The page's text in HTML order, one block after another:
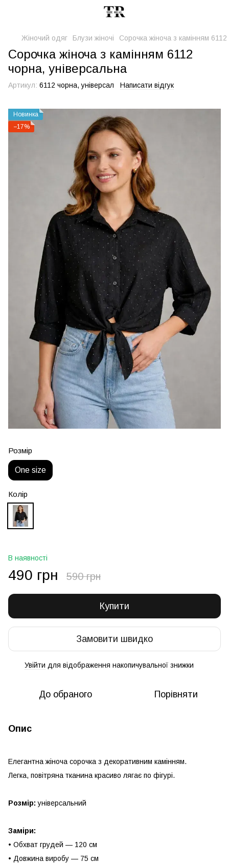
Жіночий одяг Блузи жіночі Сорочка жіноча з камінням
Сорочка жіноча з камінням 6112
чорна, універсальна
Артикул: 6112 чорна, універсал Написати відгук
Новинка
−17%
Розмір
One size
Колір
В наявності
490 грн 590 грн
Купити
Замовити швидко
Увійти для відображення накопичувальної знижки
До обраного Порівняти
Опис
Елегантна жіноча сорочка з декоративним камінням.
Легка, повітряна тканина красиво лягає по фігурі.
Розмір: універсальний
Заміри:
• Обхват грудей — 120 см
• Довжина виробу — 75 см